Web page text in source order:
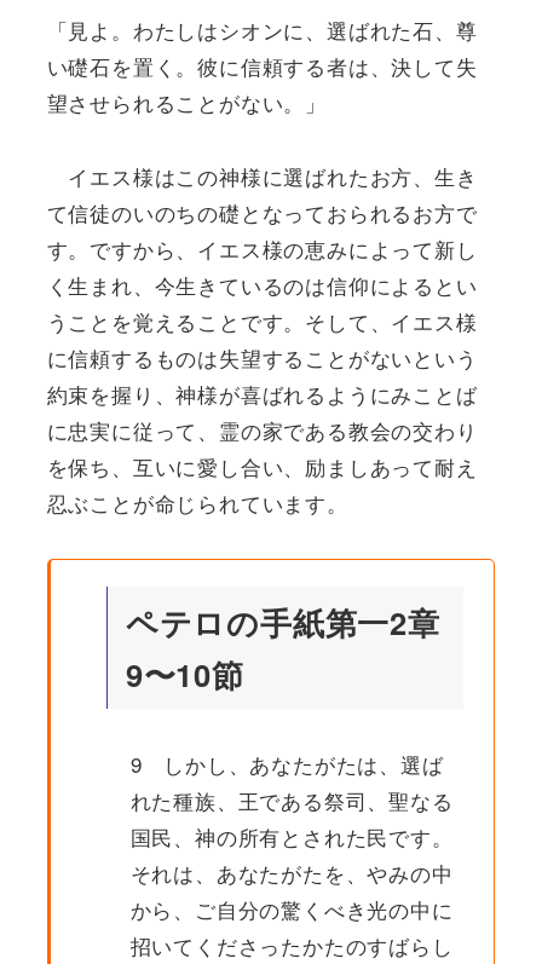
「見よ。わたしはシオンに、選ばれた石、尊
い礎石を置く。彼に信頼する者は、決して失
望させられることがない。」
イエス様はこの神様に選ばれたお方、生き
て信徒のいのちの礎となっておられるお方で
す。ですから、イエス様の恵みによって新し
く生まれ、今生きているのは信仰によるとい
うことを覚えることです。そして、イエス様
に信頼するものは失望することがないという
約束を握り、神様が喜ばれるようにみことば
に忠実に従って、霊の家である教会の交わり
を保ち、互いに愛し合い、励ましあって耐え
忍ぶことが命じられています。
ペテロの手紙第一2章
9〜10節
9 しかし、あなたがたは、選ば
れた種族、王である祭司、聖なる
国民、神の所有とされた民です。
それは、あなたがたを、やみの中
から、ご自分の驚くべき光の中に
招いてくださったかたのすばらし